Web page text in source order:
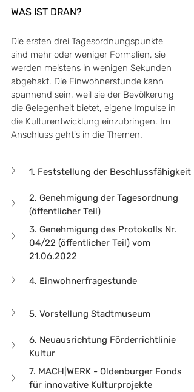
WAS IST DRAN?
Die ersten drei Tagesordnungspunkte
sind mehr oder weniger Formalien, sie
werden meistens in wenigen Sekunden
abgehakt. Die Einwohnerstunde kann
spannend sein, weil sie der Bevölkerung
die Gelegenheit bietet, eigene Impulse in
die Kulturentwicklung einzubringen. Im
Anschluss geht's in die Themen.
1. Feststellung der Beschlussfähigkeit
2. Genehmigung der Tagesordnung
(öffentlicher Teil)
3. Genehmigung des Protokolls Nr.
04/22 (öffentlicher Teil) vom
21.06.2022
4. Einwohnerfragestunde
5. Vorstellung Stadtmuseum
6. Neuausrichtung Förderrichtlinie
Kultur
7. MACH|WERK - Oldenburger Fonds
für innovative Kulturprojekte